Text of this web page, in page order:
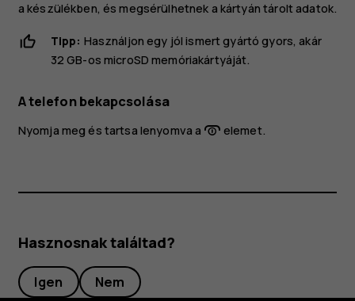
a készülékben, és megsérülhetnek a kártyán tárolt adatok.
Tipp: Használjon egy jól ismert gyártó gyors, akár
32 GB-os microSD memóriakártyáját.
A telefon bekapcsolása
Nyomja meg és tartsa lenyomva a elemet.
Hasznosnak találtad?
Igen Nem